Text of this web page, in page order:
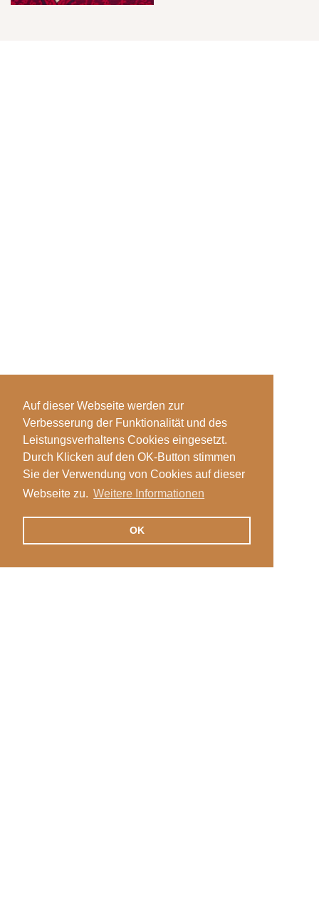
Auf dieser Webseite werden zur
Verbesserung der Funktionalität und des
Leistungsverhaltens Cookies eingesetzt.
Durch Klicken auf den OK-Button stimmen
Sie der Verwendung von Cookies auf dieser
Webseite zu. Weitere Informationen
OK